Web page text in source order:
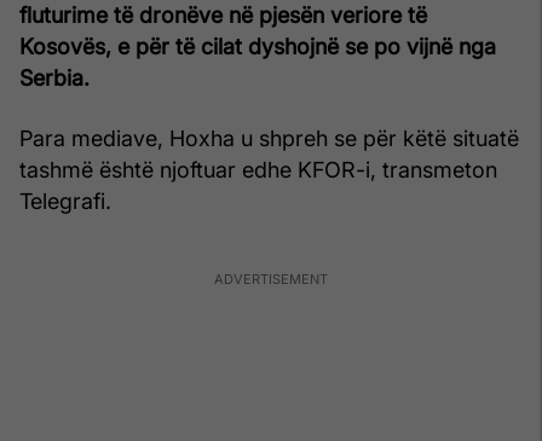
fluturime të dronëve në pjesën veriore të
Kosovës, e për të cilat dyshojnë se po vijnë nga
Serbia.
Para mediave, Hoxha u shpreh se për këtë situatë
tashmë është njoftuar edhe KFOR-i, transmeton
Telegrafi.